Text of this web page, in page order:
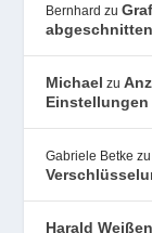
Bernhard zu
abgeschnitten
Michael zu
Einstellungen
Gabriele Betke
Harald